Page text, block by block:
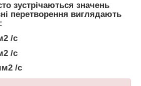
зустрічаються значень
перетворення виглядають
/с
/с
/с